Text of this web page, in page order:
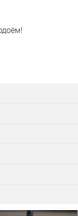
"ночное
я вижу 😲,
и иногда